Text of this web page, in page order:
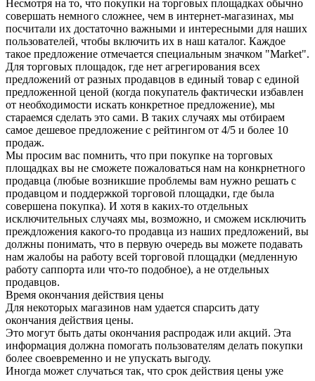
Несмотря на то, что покупки на торговых площадках обычно
совершать немного сложнее, чем в интернет-магазинах, мы
посчитали их достаточно важными и интересными для наших
пользователей, чтобы включить их в наш каталог. Каждое
такое предложение отмечается специальным значком "Market".
Для торговых площадок, где нет агрегирования всех
предложений от разных продавцов в единый товар с единой
предложенной ценой (когда покупатель фактически избавлен
от необходимости искать конкретное предложение), мы
стараемся сделать это сами. В таких случаях мы отбираем
самое дешевое предложение с рейтингом от 4/5 и более 10
продаж.
Мы просим вас помнить, что при покупке на торговых
площадках вы не сможете пожаловаться нам на конкрнетного
продавца (любые возникшие проблемы вам нужно решать с
продавцом и поддержкой торговой площадки, где была
совершена покупка). И хотя в каких-то отдельных
исключительных случаях мы, возможно, и сможем исключить
преждложения какого-то продавца из наших предложений, вы
должны понимать, что в первую очередь вы можете подавать
нам жалобы на работу всей торговой площадки (медленную
работу саппорта или что-то подобное), а не отдельных
продавцов.
Время окончания действия цены
Для некоторых магазинов нам удается спарсить дату
окончания действия цены.
Это могут быть даты окончания распродаж или акций. Эта
информация должна помогать пользователям делать покупки
более своевременно и не упускать выгоду.
Иногда может случаться так, что срок действия цены уже